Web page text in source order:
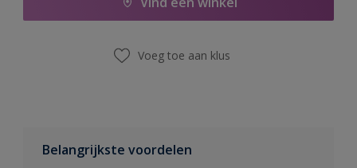
Voeg toe aan klus
Belangrijkste voordelen